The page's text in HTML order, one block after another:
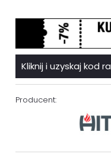
Kliknij i uzyskaj kod
Producent: